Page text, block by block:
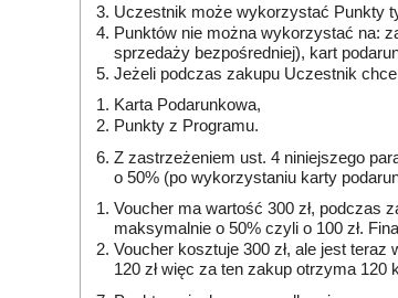
Uczestnik może wykorzystać Punkty
Punktów nie można wykorzystać na:
sprzedaży bezpośredniej), kart
Jeżeli podczas zakupu Uczestnik
Karta Podarunkowa,
Punkty z Programu.
Z zastrzeżeniem ust. 4 niniejszego
o 50% (po wykorzystaniu karty
Voucher ma wartość 300 zł, podczas
maksymalnie o 50% czyli o 100 zł.
Voucher kosztuje 300 zł, ale jest
120 zł więc za ten zakup otrzyma 120